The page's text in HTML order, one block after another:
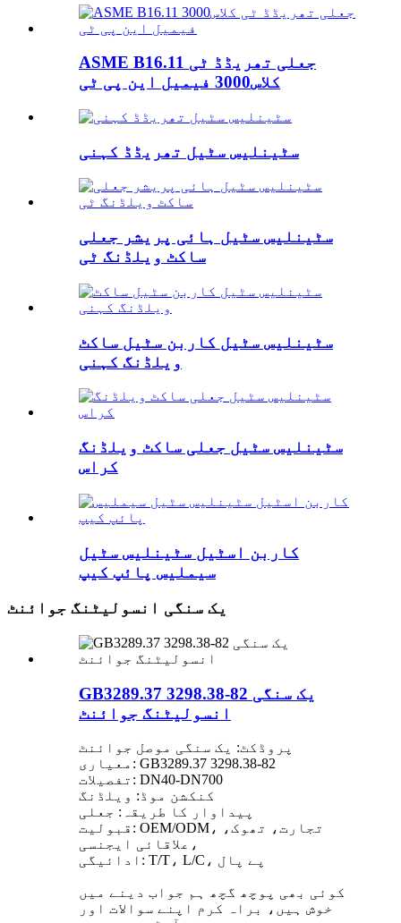
ASME B16.11 جعلی تھریڈڈ ٹی
کلاس3000 فیمیل این پی ٹی
سٹینلیس سٹیل تھریڈڈ کہنی
سٹینلیس سٹیل ہائی پریشر جعلی
ساکٹ ویلڈنگ ٹی
سٹینلیس سٹیل کاربن سٹیل ساکٹ
ویلڈنگ کہنی
سٹینلیس سٹیل جعلی ساکٹ ویلڈنگ
کراس
کاربن اسٹیل سٹینلیس سٹیل
سیملیس پائپ کیپ
یک سنگی انسولیٹنگ جوائنٹ
GB3289.37 3298.38-82 یک سنگی
انسولیٹنگ جوائنٹ
پروڈکٹ: یک سنگی موصل جوائنٹ
معیاری: GB3289.37 3298.38-82
تفصیلات: DN40-DN700
کنکشن موڈ: ویلڈنگ
پیداوار کا طریقہ: جعلی
قبولیت: OEM/ODM، تجارت، تھوک،
علاقائی ایجنسی،
ادائیگی: T/T، L/C، پے پال
کوئی بھی پوچھ گچھ ہم جواب دینے میں
خوش ہیں، براہ کرم اپنے سوالات اور